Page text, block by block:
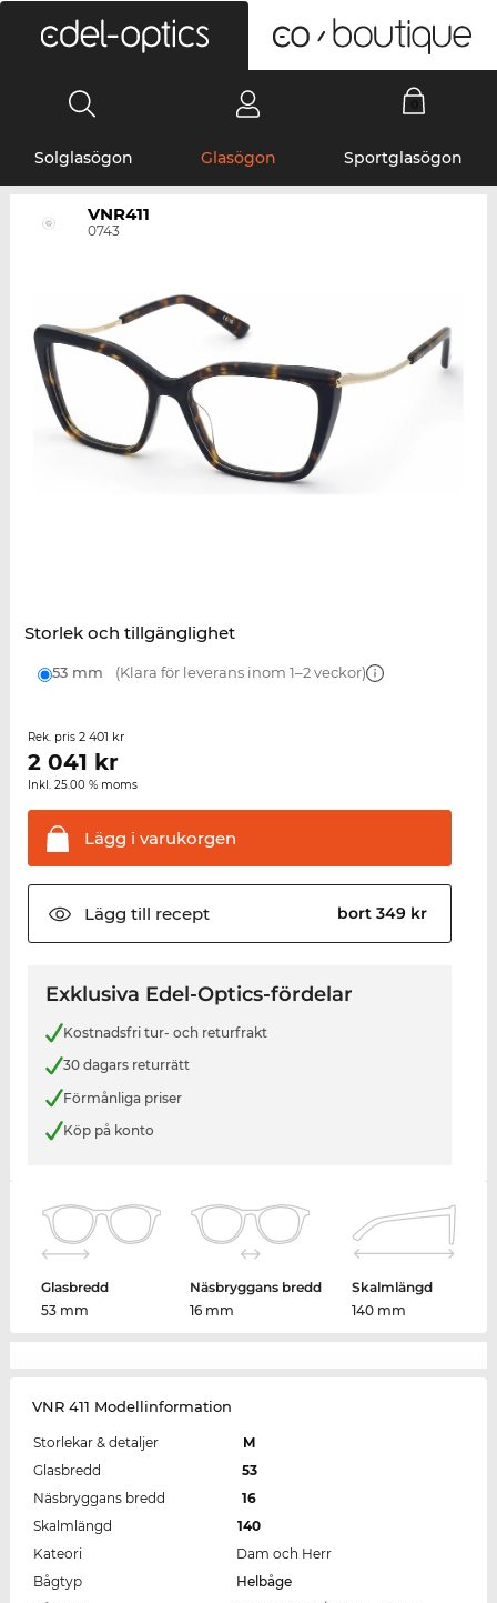
Solglasögon Glasögon Sportglasögon
VNR411
0743
Storlek och tillgänglighet
53 mm (Klara för leverans inom 1–2 veckor)
Rek. pris 2 401 kr
2 041 kr
Inkl. 25.00 % moms
Lägg i varukorgen
Lägg till recept bort 349 kr
Exklusiva Edel-Optics-fördelar
Kostnadsfri tur- och returfrakt
30 dagars returrätt
Förmånliga priser
Köp på konto
Glasbredd
53 mm
Näsbryggans bredd
16 mm
Skalmlängd
140 mm
VNR 411 Modellinformation
Storlekar & detaljer
M
Glasbredd
53
Näsbryggans bredd
16
Skalmlängd
140
Kateori
Dam och Herr
Bågtyp
Helbåge